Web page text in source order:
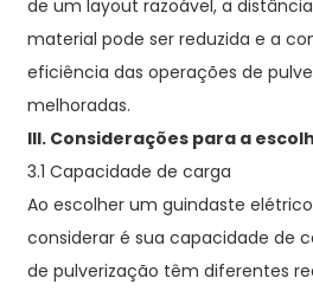
de um layout razoável, a
material pode ser reduzida e a
eficiência das operações de
melhoradas.
III. Considerações para a
3.1 Capacidade de carga
Ao escolher um guindaste
considerar é sua capacidade de
de pulverização têm diferentes